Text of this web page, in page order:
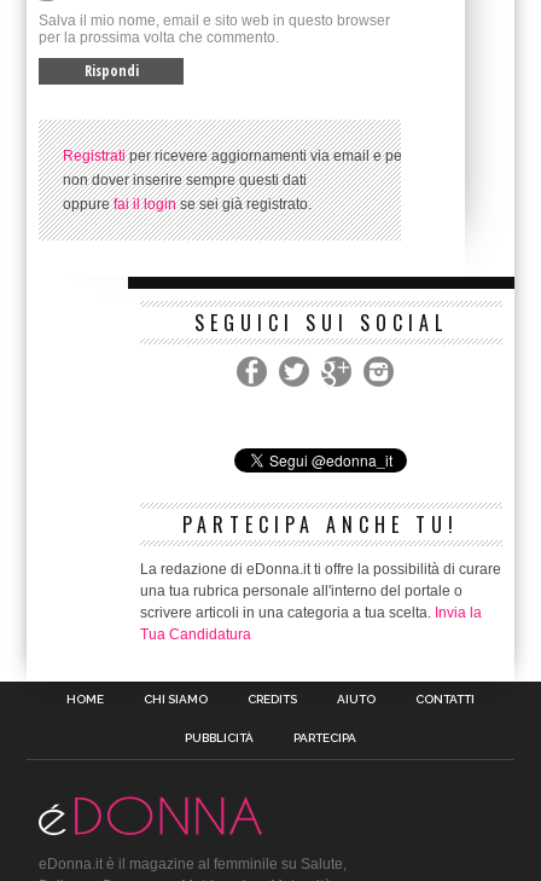
Salva il mio nome, email e sito web in questo browser
per la prossima volta che commento.
Registratiper ricevere aggiornamenti via email e per
non dover inserire sempre questi dati
oppurefai il loginse sei già registrato.
SEGUICI SUI SOCIAL
PARTECIPA ANCHE TU!
La redazione di eDonna.it ti offre la possibilità di curare
una tua rubrica personale all'interno del portale o
scrivere articoli in una categoria a tua scelta. Invia la
Tua Candidatura
HOME CHI SIAMO CREDITS AIUTO CONTATTI
PUBBLICITÀ PARTECIPA
eDonna.it è il magazine al femminile su Salute,